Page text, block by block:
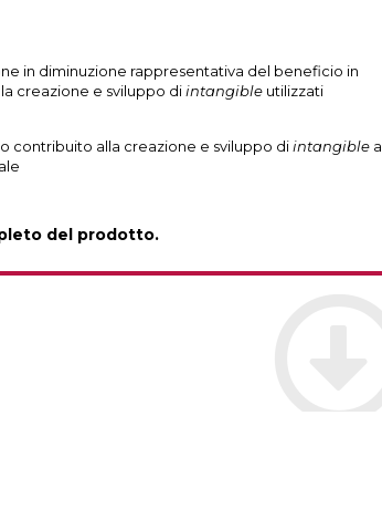
in diminuzione rappresentativa del beneficio in
creazione e sviluppo diintangible utilizzati
contribuito alla creazione e sviluppo diintangible a
del prodotto.